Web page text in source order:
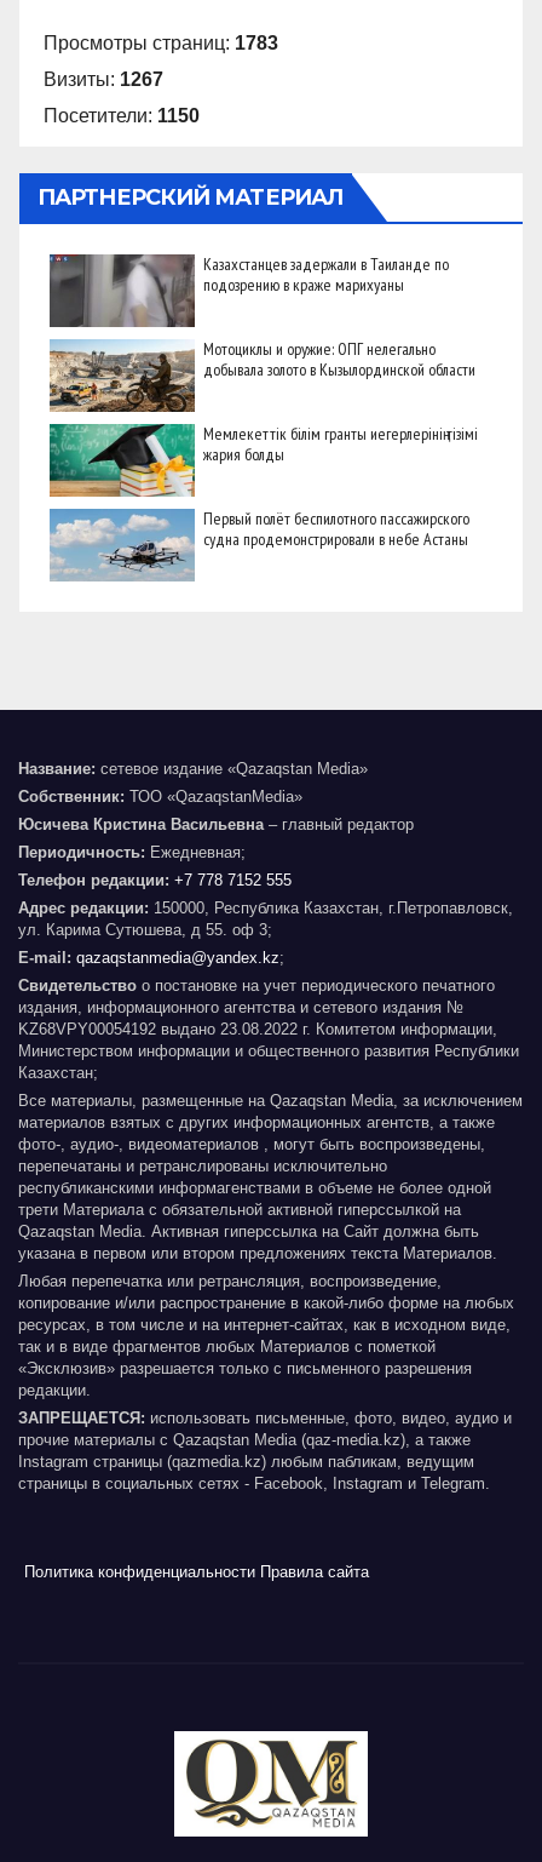
Просмотры страниц: 1783
Визиты: 1267
Посетители: 1150
ПАРТНЕРСКИЙ МАТЕРИАЛ
Казахстанцев задержали в Таиланде по
подозрению в краже марихуаны
Мотоциклы и оружие: ОПГ нелегально
добывала золото в Кызылординской области
Мемлекеттік білім гранты иегерлерінің тізімі
жария болды
Первый полёт беспилотного пассажирского
судна продемонстрировали в небе Астаны
Название: сетевое издание «Qazaqstan Media»
Собственник: ТОО «QazaqstanMedia»
Юсичева Кристина Васильевна– главный редактор
Периодичность: Ежедневная;
Телефон редакции: +7 778 7152 555
Адрес редакции: 150000, Республика Казахстан, г.Петропавловск,
ул. Карима Сутюшева, д 55. оф 3;
E-mail: qazaqstanmedia@yandex.kz;
Свидетельство о постановке на учет периодического печатного
издания, информационного агентства и сетевого издания №
KZ68VPY00054192 выдано 23.08.2022 г. Комитетом информации,
Министерством информации и общественного развития Республики
Казахстан;
Все материалы, размещенные на Qazaqstan Media, за исключением
материалов взятых с других информационных агентств, а также
фото-, аудио-, видеоматериалов , могут быть воспроизведены,
перепечатаны и ретранслированы исключительно
республиканскими информагенствами в объеме не более одной
трети Материала с обязательной активной гиперссылкой на
Qazaqstan Media. Активная гиперссылка на Сайт должна быть
указана в первом или втором предложениях текста Материалов.
Любая перепечатка или ретрансляция, воспроизведение,
копирование и/или распространение в какой-либо форме на любых
ресурсах, в том числе и на интернет-сайтах, как в исходном виде,
так и в виде фрагментов любых Материалов с пометкой
«Эксклюзив» разрешается только с письменного разрешения
редакции.
ЗАПРЕЩАЕТСЯ: использовать письменные, фото, видео, аудио и
прочие материалы с Qazaqstan Media (qaz-media.kz), а также
Instagram страницы (qazmedia.kz) любым пабликам, ведущим
страницы в социальных сетях - Facebook, Instagram и Telegram.
Политика конфиденциальности Правила сайта